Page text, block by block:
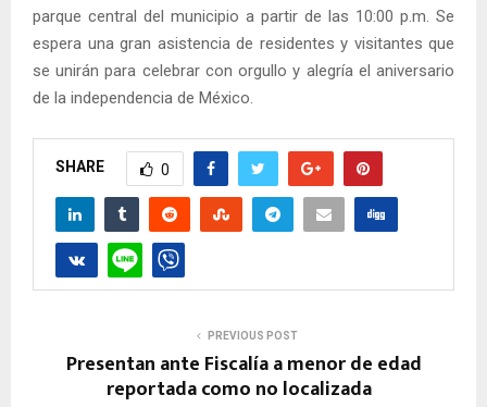
parque central del municipio a partir de las 10:00 p.m. Se
espera una gran asistencia de residentes y visitantes que
se unirán para celebrar con orgullo y alegría el aniversario
de la independencia de México.
SHARE 0
PREVIOUS POST
Presentan ante Fiscalía a menor de edad
reportada como no localizada